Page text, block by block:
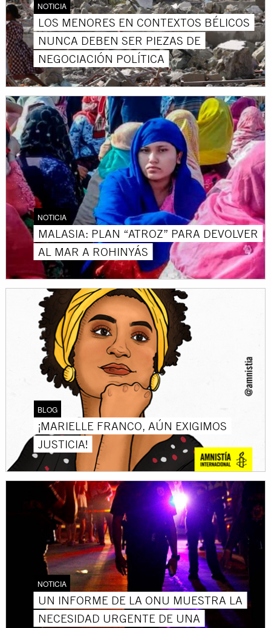
NOTICIA
LOS MENORES EN CONTEXTOS BÉLICOS
NUNCA DEBEN SER PIEZAS DE
NEGOCIACIÓN POLÍTICA
NOTICIA
MALASIA: PLAN “ATROZ” PARA DEVOLVER
AL MAR A ROHINYÁS
BLOG
¡MARIELLE FRANCO, AÚN EXIGIMOS
JUSTICIA!
NOTICIA
UN INFORME DE LA ONU MUESTRA LA
NECESIDAD URGENTE DE UNA